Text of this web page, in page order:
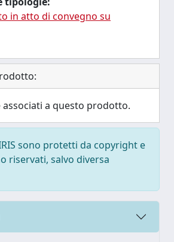
in atto di convegno su
associati a questo prodotto.
sono protetti da copyright e
riservati, salvo diversa